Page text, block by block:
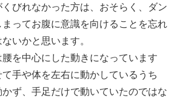
びれなかった方は、おそらく、ダン
ってお腹に意識を向けることを忘れ
いかと思います。
を中心にした動きになっています
手や体を左右に動かしているうち
ず、手足だけで動いていたのではな